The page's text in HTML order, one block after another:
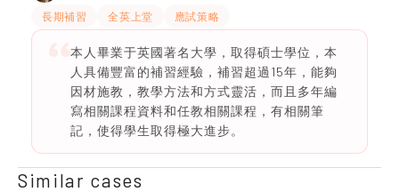
長期補習 全英上堂 應試策略
本人畢業于英國著名大學，取得碩士學位，本
人具備豐富的補習經驗，補習超過15年，能夠
因材施教，教學方法和方式靈活，而且多年編
寫相關課程資料和任教相關課程，有相關筆
記，使得學生取得極大進步。
Similar cases